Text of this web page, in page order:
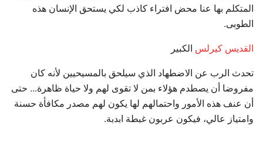
المتكلم بها عنا محض افتراء كاذب لكي يستحق الإنسان هذه
الطوبى.
القديس كيرلس الكبير
تحدث الرب عن الاضطهاد الذي سيلحق بالمسيحيين لأنه كان
مفروضا أن يصطدم هؤلاء بمن لا تقوى لهم ولا حياة ظاهرة... حتى
أن عنف هذه الأمور واحتمالهم لها يكون لهم مصدر مكافأة حسنة
وامتياز عالي، فيكون عربون غبطة ابدبة.